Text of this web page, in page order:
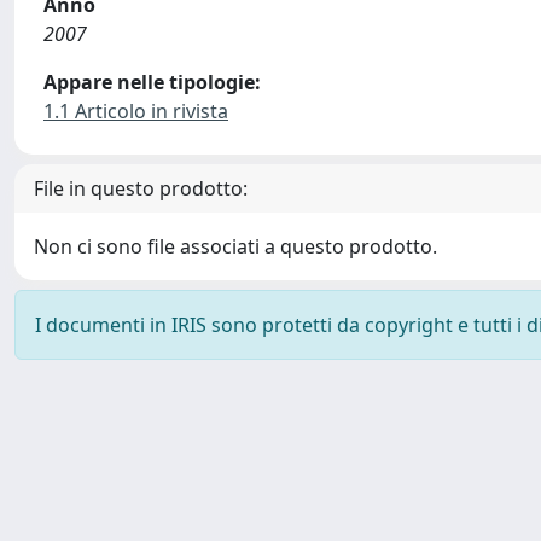
2007
Appare nelle tipologie:
1.1 Articolo in rivista
File in questo prodotto:
Non ci sono file associati a questo prodotto.
I documenti in IRIS sono protetti da copyright e tutti i